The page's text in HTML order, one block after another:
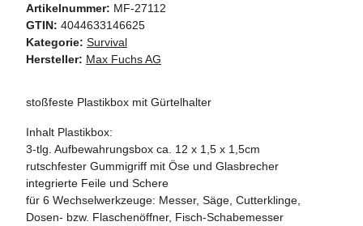
Artikelnummer: MF-27112
GTIN: 4044633146625
Kategorie: Survival
Hersteller: Max Fuchs AG
stoßfeste Plastikbox mit Gürtelhalter
Inhalt Plastikbox:
3-tlg. Aufbewahrungsbox ca. 12 x 1,5 x 1,5cm
rutschfester Gummigriff mit Öse und Glasbrecher
integrierte Feile und Schere
für 6 Wechselwerkzeuge: Messer, Säge, Cutterklinge,
Dosen- bzw. Flaschenöffner, Fisch-Schabemesser